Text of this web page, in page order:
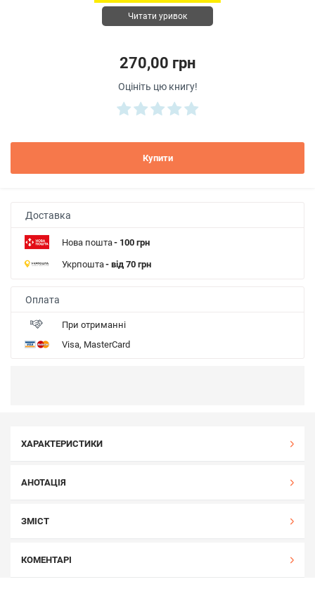
Читати уривок
270,00 грн
Оцініть цю книгу!
Купити
Доставка
Нова пошта- 100 грн
Укрпошта- від 70 грн
Оплата
При отриманні
Visa, MasterCard
ХАРАКТЕРИСТИКИ
АНОТАЦІЯ
ЗМІСТ
КОМЕНТАРІ